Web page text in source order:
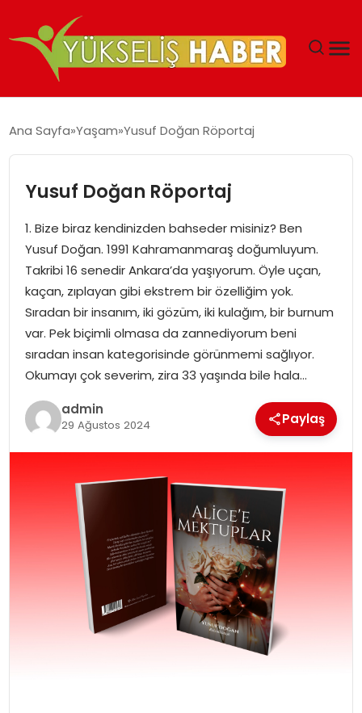
MALIYETLERINI AZALTIYOR’
Ana Sayfa Yaşam Yusuf Doğan Röportaj
Yusuf Doğan Röportaj
1. Bize biraz kendinizden bahseder misiniz? Ben
Yusuf Doğan. 1991 Kahramanmaraş doğumluyum.
Takribi 16 senedir Ankara’da yaşıyorum. Öyle uçan,
kaçan, zıplayan gibi ekstrem bir özelliğim yok.
Sıradan bir insanım, iki gözüm, iki kulağım, bir burnum
var. Pek biçimli olmasa da zannediyorum beni
sıradan insan kategorisinde görünmemi sağlıyor.
Okumayı çok severim, zira 33 yaşında bile hala…
admin
29 Ağustos 2024 Paylaş